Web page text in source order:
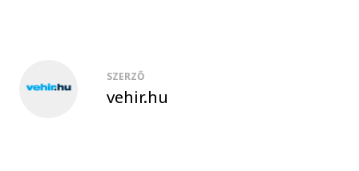
SZERZŐ
vehir.hu